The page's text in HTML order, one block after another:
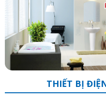
THIẾT BỊ